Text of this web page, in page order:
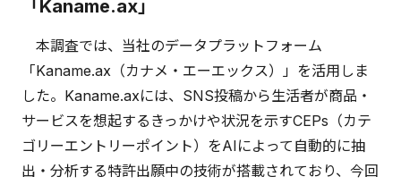
「Kaname.ax」
本調査では、当社のデータプラットフォーム
「Kaname.ax（カナメ・エーエックス）」を活用しま
した。Kaname.axには、SNS投稿から生活者が商品・
サービスを想起するきっかけや状況を示すCEPs（カテ
ゴリーエントリーポイント）をAIによって自動的に抽
出・分析する特許出願中の技術が搭載されており、今回